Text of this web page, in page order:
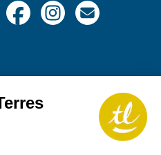
FacebookInstagram
Nous
contacter
Terres lointaines
Membre 2026 de
de